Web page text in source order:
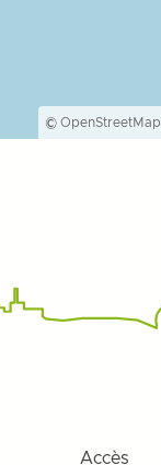
© OpenStreetMap
Accès